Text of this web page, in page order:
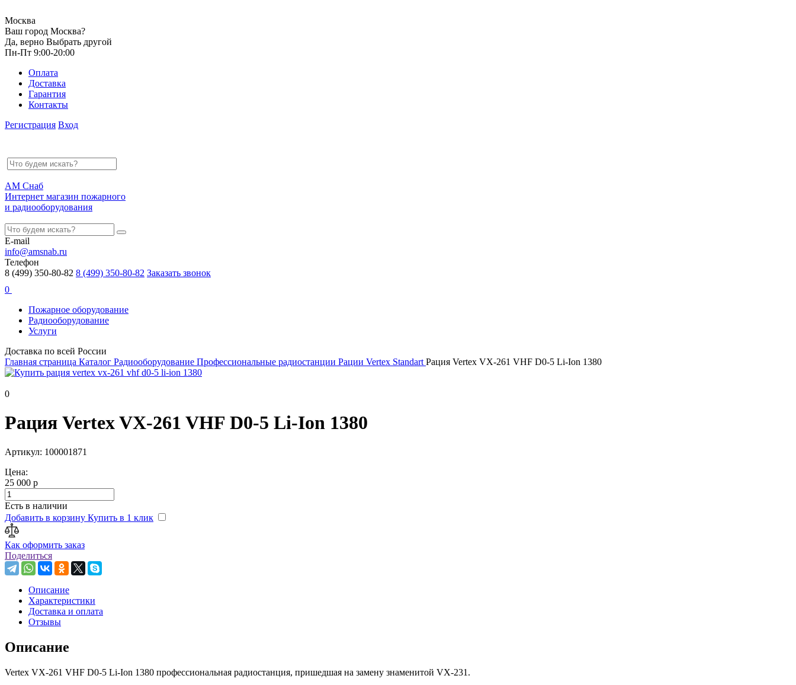
Москва
Ваш город Москва?
Да, верно Выбрать другой
Пн-Пт 9:00-20:00
Оплата
Доставка
Гарантия
Контакты
Регистрация Вход
АМ Снаб
Интернет магазин пожарного
и радиооборудования
E-mail
info@amsnab.ru
Телефон
8 (499) 350-80-82 8 (499) 350-80-82 Заказать звонок
0
Пожарное оборудование
Радиооборудование
Услуги
Доставка по всей России
Главная страница Каталог Радиооборудование Профессиональные радиостанции Рации Vertex Standart Рация Vertex VX-261 VHF D0-5 Li-Ion 1380
0
Рация Vertex VX-261 VHF D0-5 Li-Ion 1380
Артикул: 100001871
Цена:
25 000 р
Есть в наличии
Добавить в корзину Купить в 1 клик
Как оформить заказ
Поделиться
Описание
Характеристики
Доставка и оплата
Отзывы
Описание
Vertex VX-261 VHF D0-5 Li-Ion 1380 профессиональная радиостанция, пришедшая на замену знаменитой VX-231.